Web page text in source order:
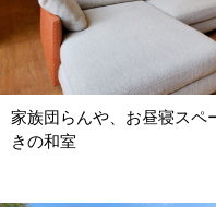
家族団らんや、お昼寝スペ
きの和室